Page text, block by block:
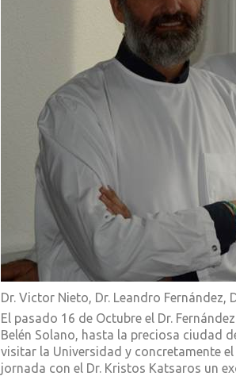
Dr. Victor Nieto, Dr. Leandro Fernández,
El pasado 16 de Octubre el Dr.
Belén Solano, hasta la preciosa ciudad
visitar la Universidad y concretamente
jornada con el Dr. Kristos Katsaros un